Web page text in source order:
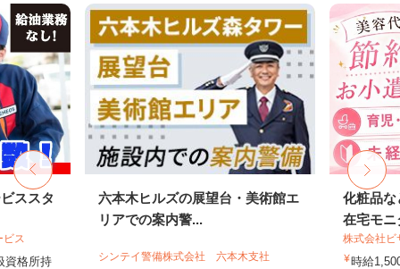
ススタ
ス
格所持
六本木ヒルズの展望台・美術館エ
リアでの案内警...
シンテイ警備株式会社 六本木支社
化粧品な
在宅モニ
株式会社ビ
時給